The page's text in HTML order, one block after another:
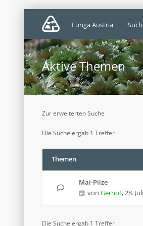
Funga Austria
Aktive Themen
Zur erweiterten Suche
Die Suche ergab 1 Treffer
Themen
Mai-Pilze
von Gernot,28.
Die Suche ergab 1 Treffer